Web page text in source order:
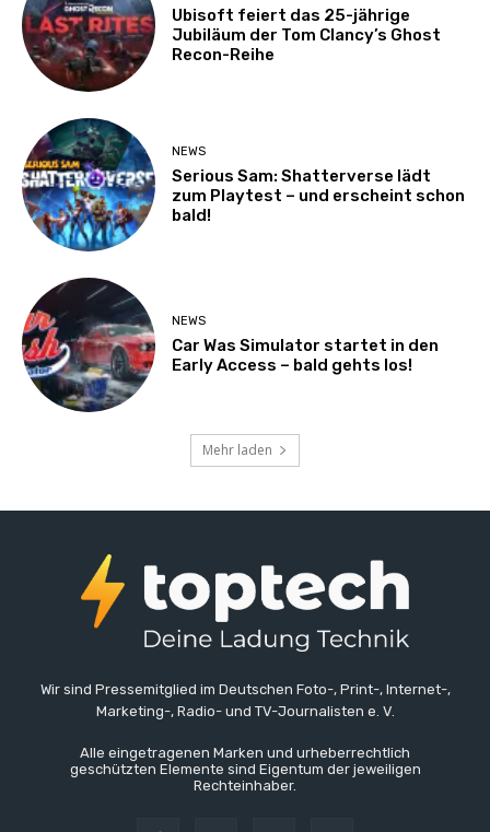
Ubisoft feiert das 25-jährige
Jubiläum der Tom Clancy’s Ghost
Recon-Reihe
NEWS
Serious Sam: Shatterverse lädt
zum Playtest – und erscheint schon
bald!
NEWS
Car Was Simulator startet in den
Early Access – bald gehts los!
Mehr laden
Wir sind Pressemitglied im Deutschen Foto-, Print-, Internet-,
Marketing-, Radio- und TV-Journalisten e. V.
Alle eingetragenen Marken und urheberrechtlich
geschützten Elemente sind Eigentum der jeweiligen
Rechteinhaber.